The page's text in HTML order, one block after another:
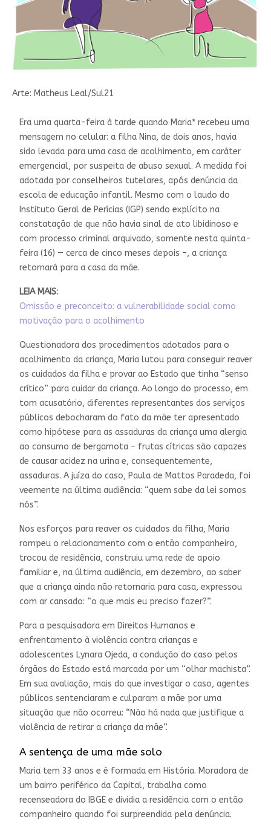
Arte: Matheus Leal/Sul21
Era uma quarta-feira à tarde quando Maria* recebeu uma
mensagem no celular: a filha Nina, de dois anos, havia
sido levada para uma casa de acolhimento, em caráter
emergencial, por suspeita de abuso sexual. A medida foi
adotada por conselheiros tutelares, após denúncia da
escola de educação infantil. Mesmo com o laudo do
Instituto Geral de Perícias (IGP) sendo explícito na
constatação de que não havia sinal de ato libidinoso e
com processo criminal arquivado, somente nesta quinta-
feira (16) — cerca de cinco meses depois –, a criança
retornará para a casa da mãe.
LEIA MAIS:
Omissão e preconceito: a vulnerabilidade social como
motivação para o acolhimento
Questionadora dos procedimentos adotados para o
acolhimento da criança, Maria lutou para conseguir reaver
os cuidados da filha e provar ao Estado que tinha “senso
crítico” para cuidar da criança. Ao longo do processo, em
tom acusatório, diferentes representantes dos serviços
públicos debocharam do fato da mãe ter apresentado
como hipótese para as assaduras da criança uma alergia
ao consumo de bergamota – frutas cítricas são capazes
de causar acidez na urina e, consequentemente,
assaduras. A juíza do caso, Paula de Mattos Paradeda, foi
veemente na última audiência: “quem sabe da lei somos
nós”.
Nos esforços para reaver os cuidados da filha, Maria
rompeu o relacionamento com o então companheiro,
trocou de residência, construiu uma rede de apoio
familiar e, na última audiência, em dezembro, ao saber
que a criança ainda não retornaria para casa, expressou
com ar cansado: “o que mais eu preciso fazer?”.
Para a pesquisadora em Direitos Humanos e
enfrentamento à violência contra crianças e
adolescentes Lynara Ojeda, a condução do caso pelos
órgãos do Estado está marcada por um “olhar machista”.
Em sua avaliação, mais do que investigar o caso, agentes
públicos sentenciaram e culparam a mãe por uma
situação que não ocorreu: “Não há nada que justifique a
violência de retirar a criança da mãe”.
A sentença de uma mãe solo
Maria tem 33 anos e é formada em História. Moradora de
um bairro periférico da Capital, trabalha como
recenseadora do IBGE e dividia a residência com o então
companheiro quando foi surpreendida pela denúncia.